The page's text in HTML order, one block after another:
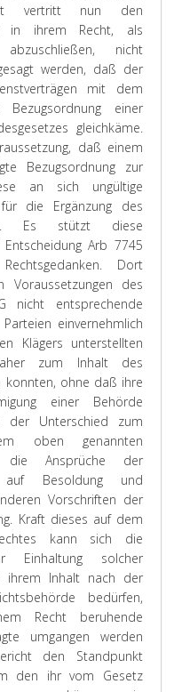
vertritt nun den
in ihrem Recht, als
abzuschließen, nicht
werden, daß der
mit dem
einer
gleichkäme.
daß einem
Bezugsordnung zur
an sich ungültige
die Ergänzung des
Es stützt diese
Arb 7745
Dort
des
nicht entsprechende
einvernehmlich
Klägers unterstellten
zum Inhalt des
konnten, ohne daß ihre
einer Behörde
der Unterschied zum
oben genannten
die Ansprüche der
auf Besoldung und
Vorschriften der
Kraft dieses auf dem
kann sich die
Einhaltung solcher
ihrem Inhalt nach der
bedürfen,
Recht beruhende
umgangen werden
den Standpunkt
den ihr vom Gesetz